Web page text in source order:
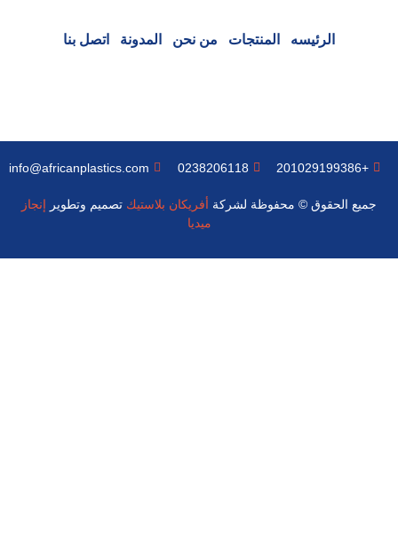
الرئيسه المنتجات من نحن المدونة اتصل بنا
جميع الحقوق © محفوظة لشركة أفريكان بلاستيك تصميم وتطوير إنجاز
ميديا
+201029199386
0238206118
info@africanplastics.com